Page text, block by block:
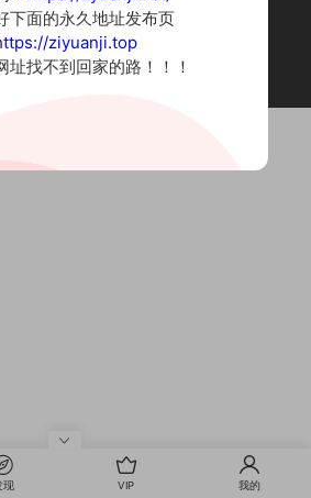
内容来自网络收集整理，仅作个人学习使用。
有违法内容请联系删除
© 2022 资源集
现 VIP 我的
下面的永久地址发布页
ziyuanji.top
址找不到回家的路！！！